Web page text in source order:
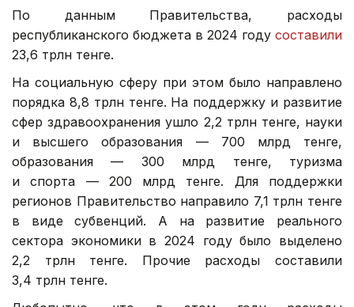
По данным Правительства, расходы
республиканского бюджета в 2024 году составили
23,6 трлн тенге.
На социальную сферу при этом было направлено
порядка 8,8 трлн тенге. На поддержку и развитие
сфер здравоохранения ушло 2,2 трлн тенге, науки
и высшего образования — 700 млрд тенге,
образования — 300 млрд тенге, туризма
и спорта — 200 млрд тенге. Для поддержки
регионов Правительство направило 7,1 трлн тенге
в виде субвенций. А на развитие реального
сектора экономики в 2024 году было выделено
2,2 трлн тенге. Прочие расходы составили
3,4 трлн тенге.